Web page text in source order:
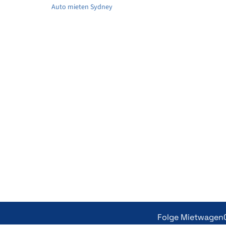
Auto mieten Sydney
Folge